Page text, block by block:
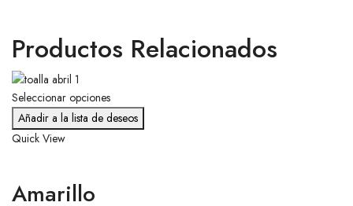
Productos Relacionados
Seleccionar opciones
Añadir a la lista de deseos
Quick View
Amarillo